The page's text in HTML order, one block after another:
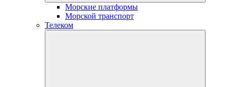
Морские платформы
Морской транспорт
Телеком